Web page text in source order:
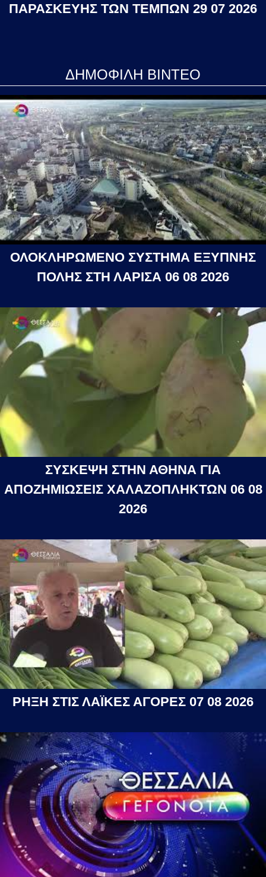
ΠΑΡΑΣΚΕΥΗΣ ΤΩΝ ΤΕΜΠΩΝ 29 07 2026
ΔΗΜΟΦΙΛΗ ΒΙΝΤΕΟ
ΟΛΟΚΛΗΡΩΜΕΝΟ ΣΥΣΤΗΜΑ ΕΞΥΠΝΗΣ
ΠΟΛΗΣ ΣΤΗ ΛΑΡΙΣΑ 06 08 2026
ΣΥΣΚΕΨΗ ΣΤΗΝ ΑΘΗΝΑ ΓΙΑ
ΑΠΟΖΗΜΙΩΣΕΙΣ ΧΑΛΑΖΟΠΛΗΚΤΩΝ 06 08
2026
ΡΗΞΗ ΣΤΙΣ ΛΑΪΚΕΣ ΑΓΟΡΕΣ 07 08 2026